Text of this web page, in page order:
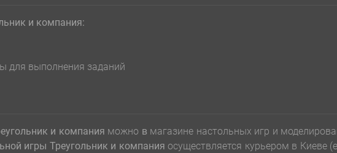
и компания:
для выполнения заданий
и компания можно вмагазине настольных игр и
игры Треугольник и компания осуществляется курьером в Киеве